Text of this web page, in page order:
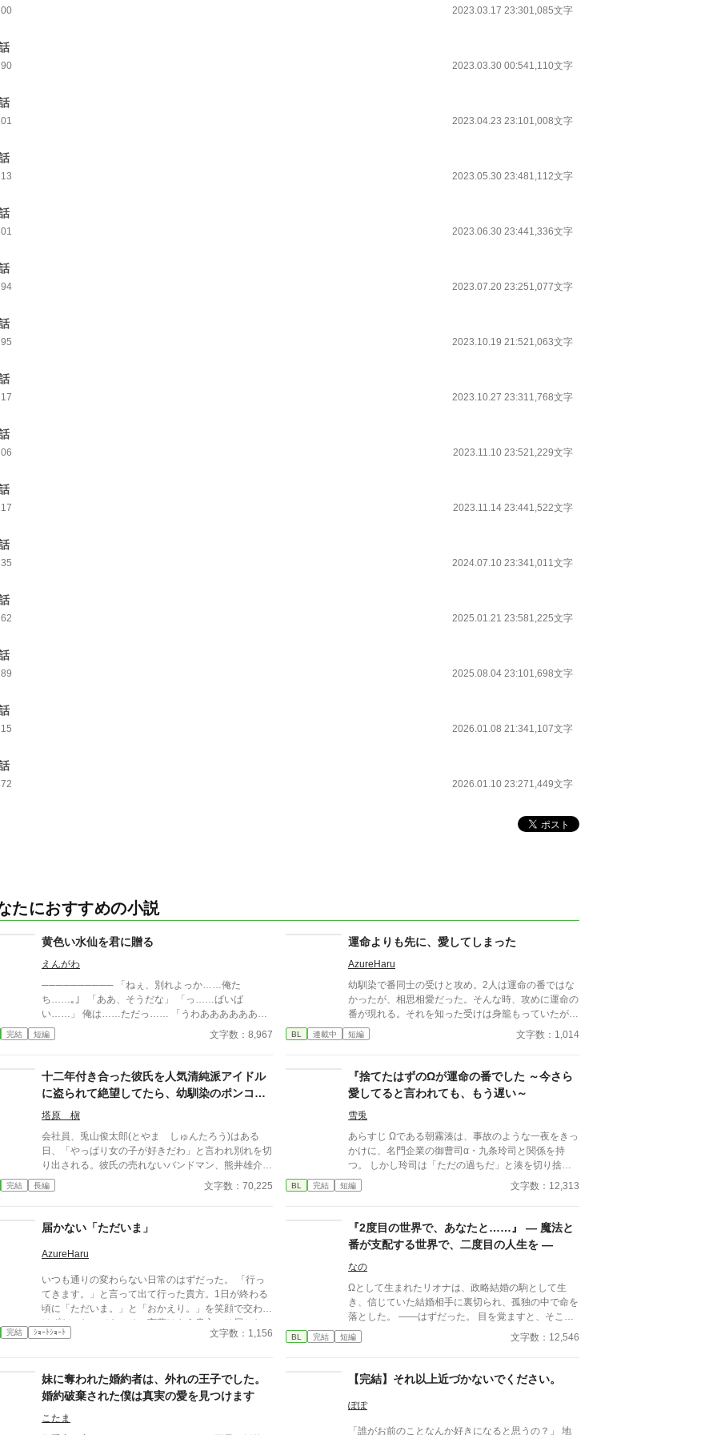
2023.03.17 23:301,085文字
2023.03.30 00:541,110文字
2023.04.23 23:101,008文字
2023.05.30 23:481,112文字
2023.06.30 23:441,336文字
2023.07.20 23:251,077文字
2023.10.19 21:521,063文字
2023.10.27 23:311,768文字
2023.11.10 23:521,229文字
2023.11.14 23:441,522文字
2024.07.10 23:341,011文字
2025.01.21 23:581,225文字
2025.08.04 23:101,698文字
2026.01.08 21:341,107文字
2026.01.10 23:271,449文字
たにおすすめの小説
黄色い水仙を君に贈る
えんがわ
────────── 「ねぇ、別れよっか……俺た
ち……｡」 「ああ、そうだな」 「っ……ばいば
い……」 俺は……ただっ…… 「うわあああああああ
あ！」 君に愛して欲しかっただけなのに……
完結 短編 文字数：8,967
運命よりも先に、愛してしまった
AzureHaru
幼馴染で番同士の受けと攻め。2人は運命の番ではな
かったが、相思相愛だった。そんな時、攻めに運命の
番が現れる。それを知った受けは身籠もっていたが、
運命の番同士の子供の方が優秀な者が生まれることも
知っており、身を引く事を決め姿を消す。 しかし、
いる事をしり、 2人は運命の番としてではなく、友人
として付き合っていけたらと話し合ってわかれた。
その後、攻めは受けが勘違いしていなくなってしまっ
たことを両親達から聞かされるのであった。
BL 連載中 短編 文字数：1,014
十二年付き合った彼氏を人気清純派アイドル
に盗られて絶望してたら、幼馴染のポンコツ
御曹司に溺愛されたので、奴らを見返してや
塔原 槇
会社員、兎山俊太郎(とやま しゅんたろう)はある
日、「やっぱり女の子が好きだわ」と言われ別れを切
り出される。彼氏の売れないバンドマン、熊井雄介
(くまい ゆうすけ)は人気上昇中の清純派アイドル、
桃澤久留美(ももざわ くるみ)と付き合うのだと言
栖川麗音(ありすがわ れおん)が中途採用で入社して
きて……？
完結 長編 文字数：70,225
『捨てたはずのΩが運命の番でした ～今さら
愛してると言われても、もう遅い～
雪兎
あらすじ Ωである朝霧湊は、事故のような一夜をきっ
かけに、名門企業の御曹司α・九条玲司と関係を持
つ。 しかし玲司は「ただの過ちだ」と湊を切り捨
て、政略結婚のためβの婚約者との未来を選んだ。 深
く傷ついた湊は、彼の前から姿を消す。 数か月後―
『遅咲きΩ』として覚醒する。 その瞬間、玲司は初め
て湊こそが運命の番だったと知る。 「戻ってきてく
れ」 今さら必死に追いかけてくる玲司。 だが湊の隣
には、自分を支え続けてくれた医師のα・神崎伊織が
むα、執着する第二のα、そして希少Ωを巡る陰謀。
もう二度と傷つきたくないΩが最後に選ぶ相手とは―
―。 捨てた側の後悔と執着が加速する、すれ違いオ
メガバースBL。
BL 完結 短編 文字数：12,313
届かない「ただいま」
AzureHaru
いつも通りの変わらない日常のはずだった。 「行っ
てきます。」と言って出て行った貴方。1日が終わる
頃に「ただいま。」と「おかえり。」を笑顔で交わす
はずだった。でも、その言葉はもう貴方には届かな
い。 これは「優しさが奪った日常」の物語。
完結 ｼｮｰﾄｼｮｰﾄ 文字数：1,156
『2度目の世界で、あなたと……』 ― 魔法と
番が支配する世界で、二度目の人生を ―
なの
Ωとして生まれたリオナは、政略結婚の駒として生
き、信じていた結婚相手に裏切られ、孤独の中で命を
落とした。 ――はずだった。 目を覚ますと、そこは
同じ世界、同じ屋敷、同じ朝。 時間だけが巻き戻
り、前世の記憶を持つのは自分だけ。 愛を知らない
る人生を生きる。 これは、愛を知らず道具として生
きてきたΩが、初めて出会った温もりに触れ、自らの
意思で愛を選び直す物語。 「愛を知らず道具として
を掴みます。 全6話＋番外編完結済み！サクサク読め
BL 完結 短編 文字数：12,546
妹に奪われた婚約者は、外れの王子でした。
婚約破棄された僕は真実の愛を見つけます
こたま
【完結】それ以上近づかないでください。
ぽぽ
「誰がお前のことなんか好きになると思うの？」 地